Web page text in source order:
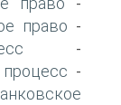
-
право -
-
-